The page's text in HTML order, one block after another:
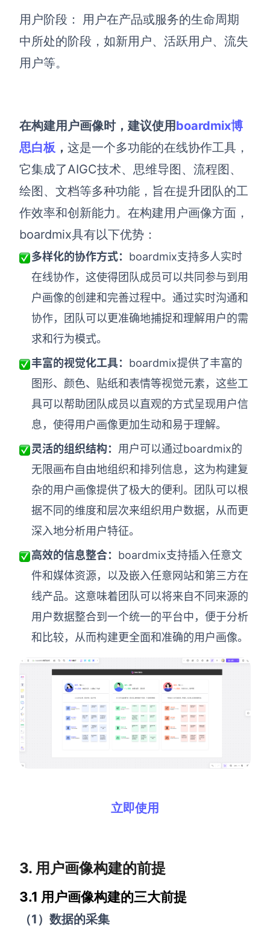
用户阶段：
用户在产品或服务的生命周期
中所处的阶段，如新用户、活跃用户、流失
用户等。
在构建用户画像时，建议使用boardmix博
思白板 ， 这是一个多功能的在线协作工具，
它集成了AIGC技术、思维导图、流程图、
绘图、文档等多种功能，旨在提升团队的工
作效率和创新能力。在构建用户画像方面，
boardmix具有以下优势：
多样化的协作方式： boardmix支持多人实时
在线协作，这使得团队成员可以共同参与到用
户画像的创建和完善过程中。通过实时沟通和
协作，团队可以更准确地捕捉和理解用户的需
求和行为模式。
丰富的视觉化工具： boardmix提供了丰富的
图形、颜色、贴纸和表情等视觉元素，这些工
具可以帮助团队成员以直观的方式呈现用户信
息，使得用户画像更加生动和易于理解。
灵活的组织结构： 用户可以通过boardmix的
无限画布自由地组织和排列信息，这为构建复
杂的用户画像提供了极大的便利。团队可以根
据不同的维度和层次来组织用户数据，从而更
深入地分析用户特征。
高效的信息整合： boardmix支持插入任意文
件和媒体资源，以及嵌入任意网站和第三方在
线产品。这意味着团队可以将来自不同来源的
用户数据整合到一个统一的平台中，便于分析
和比较，从而构建更全面和准确的用户画像。
立即使用
3. 用户画像构建的前提
3.1 用户画像构建的三大前提
（1）数据的采集